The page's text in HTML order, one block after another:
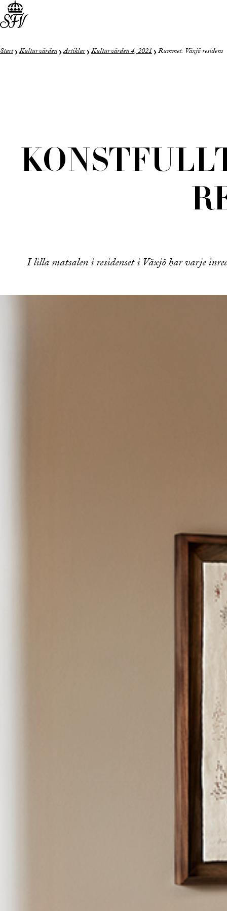
Start Kulturvärden Artiklar Kulturvärden 4, 2021 Rummet: Växjö residens
I lilla matsalen i residenset i Växjö har varje